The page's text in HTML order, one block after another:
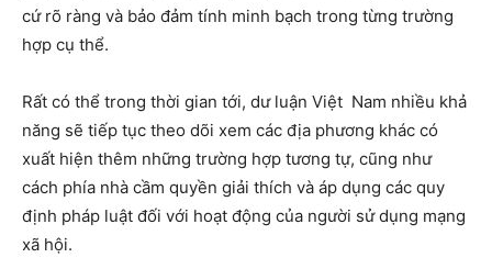
cứ rõ ràng và bảo đảm tính minh bạch trong từng trường
hợp cụ thể.
Rất có thể trong thời gian tới, dư luận Việt Nam nhiều khả
năng sẽ tiếp tục theo dõi xem các địa phương khác có
xuất hiện thêm những trường hợp tương tự, cũng như
cách phía nhà cầm quyền giải thích và áp dụng các quy
định pháp luật đối với hoạt động của người sử dụng mạng
xã hội.